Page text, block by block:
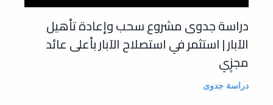
دراسة جدوى مشروع سحب وإعادة تأهيل
الآبار | استثمر في استصلاح الآبار بأعلى عائد
مجزٍي
دراسة جدوى